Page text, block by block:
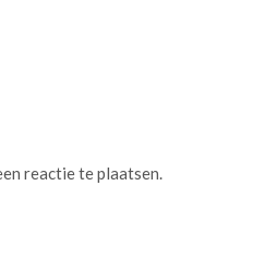
reactie te plaatsen.